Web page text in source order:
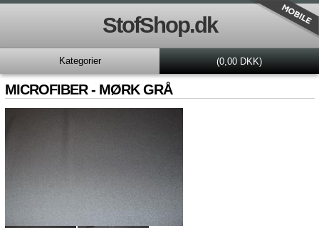
StofShop.dk
Kategorier (0,00 DKK)
MICROFIBER - MØRK GRÅ